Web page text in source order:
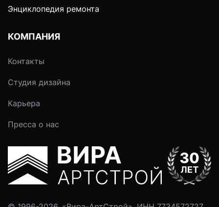
Энциклопедия ремонта
КОМПАНИЯ
Контакты
Студия дизайна
Карьера
Пресса о нас